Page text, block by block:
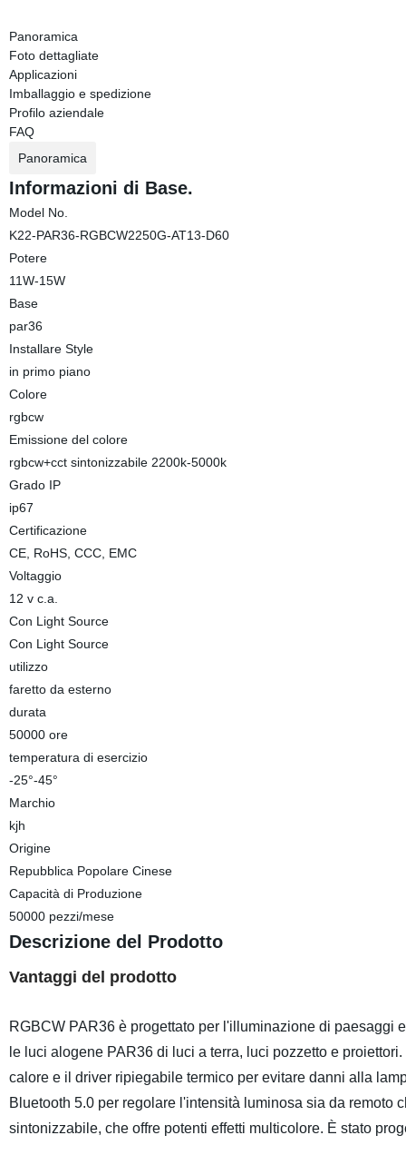
Panoramica
Foto dettagliate
Applicazioni
Imballaggio e spedizione
Profilo aziendale
FAQ
Panoramica
Informazioni di Base.
Model No.
K22-PAR36-RGBCW2250G-AT13-D60
Potere
11W-15W
Base
par36
Installare Style
in primo piano
Colore
rgbcw
Emissione del colore
rgbcw+cct sintonizzabile 2200k-5000k
Grado IP
ip67
Certificazione
CE, RoHS, CCC, EMC
Voltaggio
12 v c.a.
Con Light Source
Con Light Source
utilizzo
faretto da esterno
durata
50000 ore
temperatura di esercizio
-25°-45°
Marchio
kjh
Origine
Repubblica Popolare Cinese
Capacità di Produzione
50000 pezzi/mese
Descrizione del Prodotto
Vantaggi del prodotto
RGBCW PAR36 è progettato per l'illuminazione di paesaggi
le luci alogene PAR36 di luci a terra, luci pozzetto e
calore e il driver ripiegabile termico per evitare danni alla
Bluetooth 5.0 per regolare l'intensità luminosa sia da remoto
sintonizzabile, che offre potenti effetti multicolore. È stato